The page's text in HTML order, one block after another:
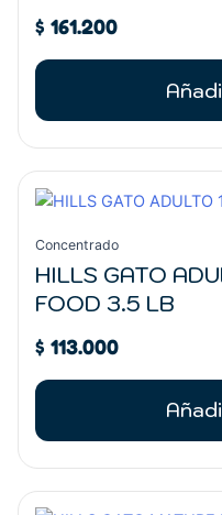
$ 161.200
Concentrado
HILLS GATO
FOOD 3.5 LB
$ 113.000